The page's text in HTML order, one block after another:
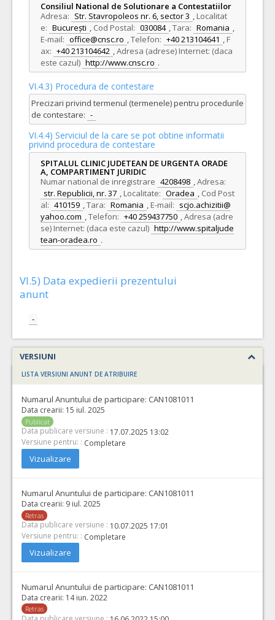
Consiliul National de Solutionare a Contestatiilor
Adresa: Str. Stavropoleos nr. 6, sector 3 , Localitat
e: București , Cod Postal: 030084 ,Tara: Romania ,
E-mail: office@cnsc.ro ,Telefon: +40 213104641 , F
ax: +40 213104642 ,Adresa (adrese) Internet: (daca
este cazul) http://www.cnsc.ro .
VI.4.3) Procedura de contestare
Precizari privind termenul (termenele) pentru procedurile
de contestare: -
VI.4.4) Serviciul de la care se pot obtine informatii
privind procedura de contestare
SPITALUL CLINIC JUDETEAN DE URGENTA ORADE
A, COMPARTIMENT JURIDIC
Numar national de inregistrare 4208498 ,Adresa:
str. Republicii, nr. 37 , Localitate: Oradea , Cod Post
al: 410159 ,Tara: Romania , E-mail: scjo.achizitii@
yahoo.com ,Telefon: +40 259437750 ,Adresa (adre
se) Internet: (daca este cazul) http://www.spitaljude
tean-oradea.ro .
VI.5) Data expedierii prezentului
anunt
-
VERSIUNI
LISTA VERSIUNI ANUNT DE ATRIBUIRE
Numarul Anuntului de participare: CAN1081011
Data crearii: 15 iul. 2025
Publicat
Data publicare versiune : 17.07.2025 13:02
Versiune pentru: : Completare
Vizualizare
Numarul Anuntului de participare: CAN1081011
Data crearii: 9 iul. 2025
Retras
Data publicare versiune : 10.07.2025 17:01
Versiune pentru: : Completare
Vizualizare
Numarul Anuntului de participare: CAN1081011
Data crearii: 14 iun. 2022
Retras